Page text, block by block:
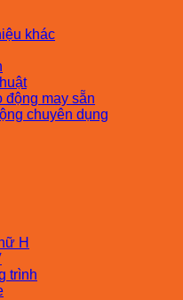
khác
động may sẵn
chuyên dụng
H
trình